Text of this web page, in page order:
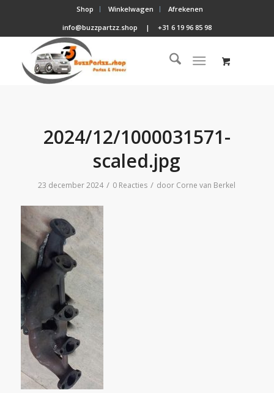
Shop Winkelwagen
Afrekenen
info@buzzpartzz.shop
| +31 6 19 96 85 98
2024/12/1000031571-
scaled.jpg
23 december 2024 / 0 Reacties / door Corne van Berkel